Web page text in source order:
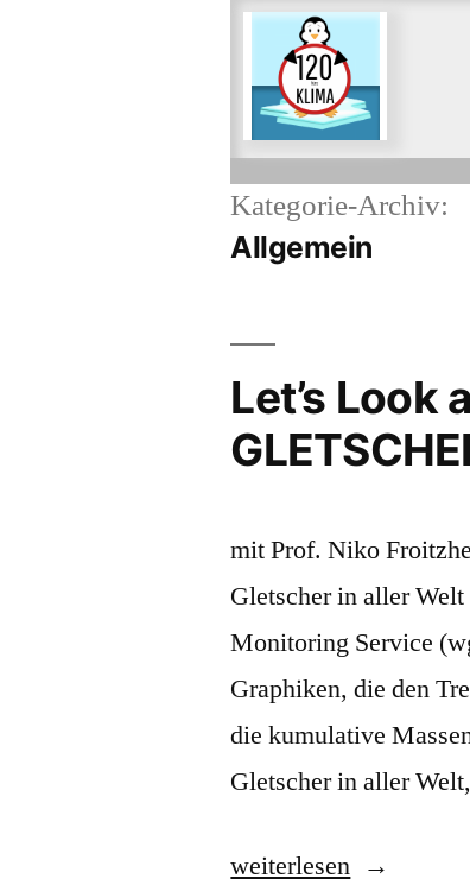
Für ein
freiwilliges
Tempolimit auf
deutschen
Autobahnen
Kategorie-Archiv:
Allgemein
Let’s Look
mit Prof. Niko
Gletscher in aller
Monitoring Service
Graphiken, die den
die kumulative
Gletscher in aller
„Let’s
weiterlesen